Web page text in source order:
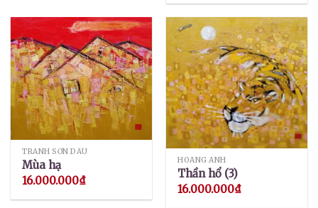
TRANH SƠN DẦU
Mùa hạ
16.000.000₫
HOÀNG ANH
Thần hổ (3)
16.000.000₫